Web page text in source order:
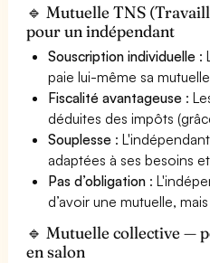
🔹 Mutuelle TNS
pour un indépendant
Souscription individuelle :
paie lui-même sa
Fiscalité avantageuse :
déduites des impôts
Souplesse :
adaptées à ses besoins
Pas d’obligation :
d’avoir une mutuelle,
🔹 Mutuelle collective —
en salon